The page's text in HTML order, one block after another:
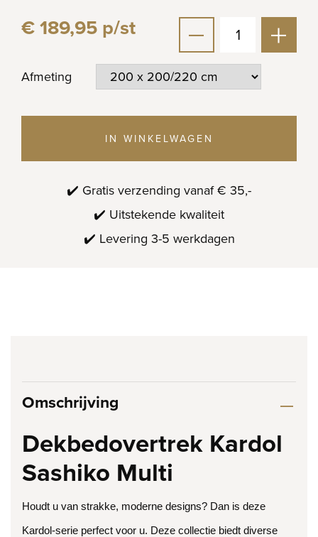
€ 189,95 p/st
Afmeting
IN WINKELWAGEN
✔️ Gratis verzending vanaf € 35,-
✔️ Uitstekende kwaliteit
✔️ Levering 3-5 werkdagen
Omschrijving
Dekbedovertrek Kardol
Sashiko Multi
Houdt u van strakke, moderne designs? Dan is deze
Kardol-serie perfect voor u. Deze collectie biedt diverse